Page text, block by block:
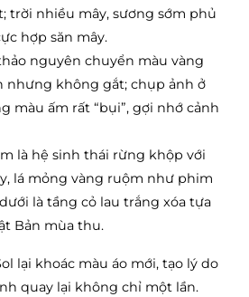
trời nhiều mây, sương sớm phủ
hợp săn mây.
thảo nguyên chuyển màu vàng
nhưng không gắt; chụp ảnh ở
màu ấm rất “bụi”, gợi nhớ cảnh
là hệ sinh thái rừng khộp với
lá mỏng vàng ruộm như phim
là tầng cỏ lau trắng xóa tựa
Bản mùa thu.
lại khoác màu áo mới, tạo lý do
quay lại không chỉ một lần.